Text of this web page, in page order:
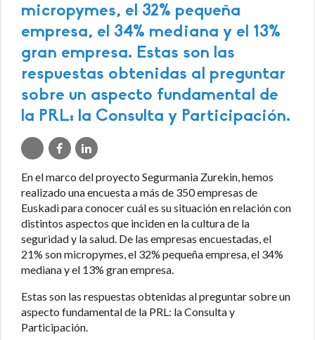
micropymes, el 32% pequeña
empresa, el 34% mediana y el 13%
gran empresa. Estas son las
respuestas obtenidas al preguntar
sobre un aspecto fundamental de
la PRL: la Consulta y Participación.
En el marco del proyecto Segurmania Zurekin, hemos
realizado una encuesta a más de 350 empresas de
Euskadi para conocer cuál es su situación en relación con
distintos aspectos que inciden en la cultura de la
seguridad y la salud. De las empresas encuestadas, el
21% son micropymes, el 32% pequeña empresa, el 34%
mediana y el 13% gran empresa.
Estas son las respuestas obtenidas al preguntar sobre un
aspecto fundamental de la PRL: la Consulta y
Participación.